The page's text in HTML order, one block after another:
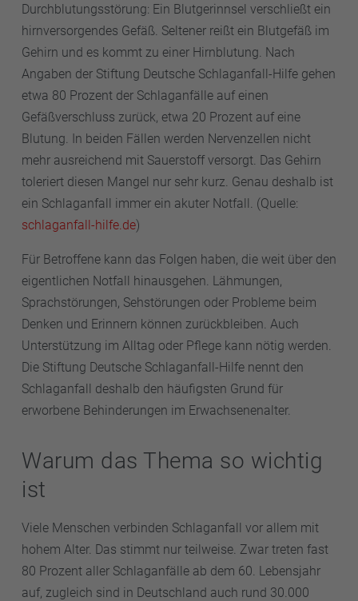
Durchblutungsstörung: Ein Blutgerinnsel verschließt ein
hirnversorgendes Gefäß. Seltener reißt ein Blutgefäß im
Gehirn und es kommt zu einer Hirnblutung. Nach
Angaben der Stiftung Deutsche Schlaganfall-Hilfe gehen
etwa 80 Prozent der Schlaganfälle auf einen
Gefäßverschluss zurück, etwa 20 Prozent auf eine
Blutung. In beiden Fällen werden Nervenzellen nicht
mehr ausreichend mit Sauerstoff versorgt. Das Gehirn
toleriert diesen Mangel nur sehr kurz. Genau deshalb ist
ein Schlaganfall immer ein akuter Notfall. (Quelle:
schlaganfall-hilfe.de)
Für Betroffene kann das Folgen haben, die weit über den
eigentlichen Notfall hinausgehen. Lähmungen,
Sprachstörungen, Sehstörungen oder Probleme beim
Denken und Erinnern können zurückbleiben. Auch
Unterstützung im Alltag oder Pflege kann nötig werden.
Die Stiftung Deutsche Schlaganfall-Hilfe nennt den
Schlaganfall deshalb den häufigsten Grund für
erworbene Behinderungen im Erwachsenenalter.
Warum das Thema so wichtig
ist
Viele Menschen verbinden Schlaganfall vor allem mit
hohem Alter. Das stimmt nur teilweise. Zwar treten fast
80 Prozent aller Schlaganfälle ab dem 60. Lebensjahr
auf, zugleich sind in Deutschland auch rund 30.000